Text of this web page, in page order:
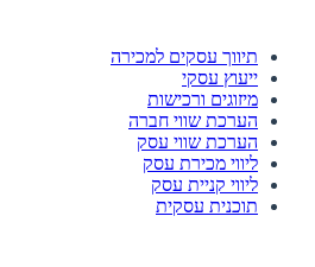
תיווך עסקים למכירה
ייעוץ עסקי
מיזוגים ורכישות
הערכת שווי חברה
הערכת שווי עסק
ליווי מכירת עסק
ליווי קניית עסק
תוכנית עסקית